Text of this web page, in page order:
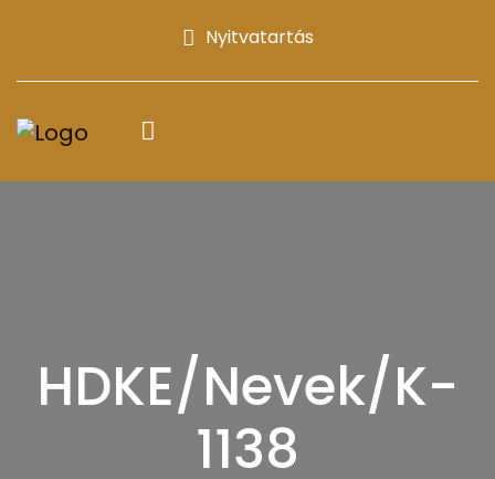
Nyitvatartás
HDKE/Nevek/K-
1138